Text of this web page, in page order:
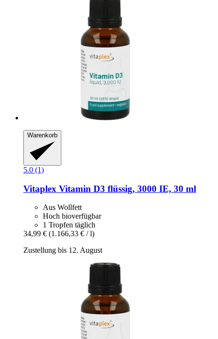
Warenkorb
5.0 (1)
Vitaplex Vitamin D3 flüssig, 3000 IE, 30 ml
Aus Wollfett
Hoch bioverfügbar
1 Tropfen täglich
34,99 € (1.166,33 € / l)
Zustellung bis 12. August